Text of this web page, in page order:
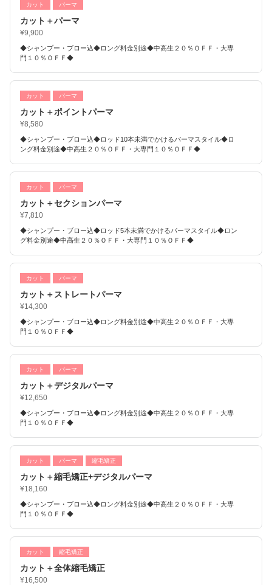
カット パーマ
カット＋パーマ
¥9,900
◆シャンプー・ブロー込◆ロング料金別途◆中高生２０％ＯＦＦ・大専
門１０％ＯＦＦ◆
カット パーマ
カット＋ポイントパーマ
¥8,580
◆シャンプー・ブロー込◆ロッド10本未満でかけるパーマスタイル◆ロ
ング料金別途◆中高生２０％ＯＦＦ・大専門１０％ＯＦＦ◆
カット パーマ
カット＋セクションパーマ
¥7,810
◆シャンプー・ブロー込◆ロッド5本未満でかけるパーマスタイル◆ロン
グ料金別途◆中高生２０％ＯＦＦ・大専門１０％ＯＦＦ◆
カット パーマ
カット＋ストレートパーマ
¥14,300
◆シャンプー・ブロー込◆ロング料金別途◆中高生２０％ＯＦＦ・大専
門１０％ＯＦＦ◆
カット パーマ
カット＋デジタルパーマ
¥12,650
◆シャンプー・ブロー込◆ロング料金別途◆中高生２０％ＯＦＦ・大専
門１０％ＯＦＦ◆
カット パーマ 縮毛矯正
カット＋縮毛矯正+デジタルパーマ
¥18,160
◆シャンプー・ブロー込◆ロング料金別途◆中高生２０％ＯＦＦ・大専
門１０％ＯＦＦ◆
カット 縮毛矯正
カット＋全体縮毛矯正
¥16,500